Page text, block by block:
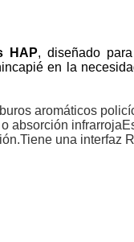
HAP, diseñado
en la
aromáticos
absorción
una interfaz